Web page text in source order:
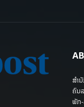
ສຳ
ຄົນ
ພັກ-